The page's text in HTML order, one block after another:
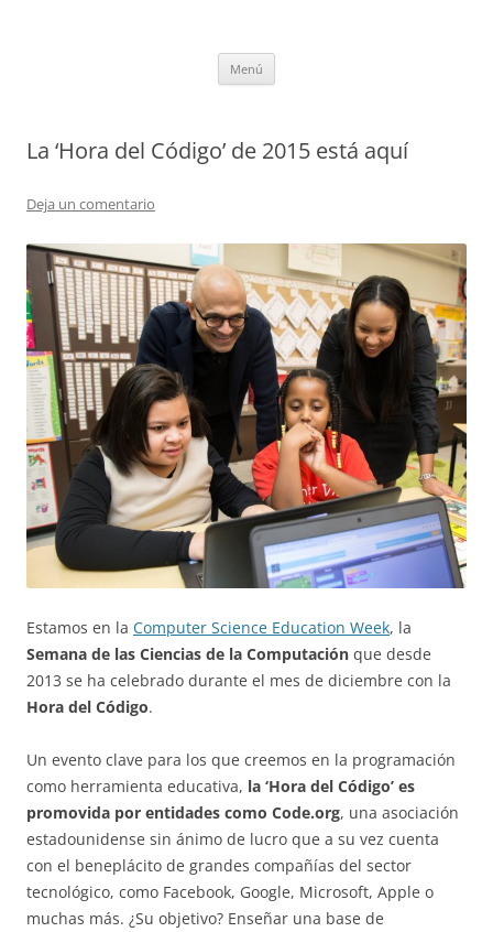
Menú
La ‘Hora del Código’ de 2015 está aquí
Deja un comentario
Estamos en la Computer Science Education Week, la
Semana de las Ciencias de la Computación que desde
2013 se ha celebrado durante el mes de diciembre con la
Hora del Código.
Un evento clave para los que creemos en la programación
como herramienta educativa, la ‘Hora del Código’ es
promovida por entidades como Code.org, una asociación
estadounidense sin ánimo de lucro que a su vez cuenta
con el beneplácito de grandes compañías del sector
tecnológico, como Facebook, Google, Microsoft, Apple o
muchas más. ¿Su objetivo? Enseñar una base de